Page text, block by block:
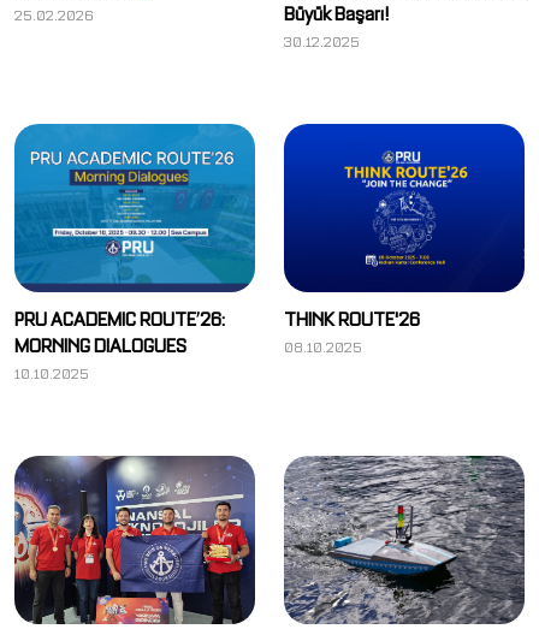
25.02.2026
Büyük Başarı!
30.12.2025
PRU ACADEMIC ROUTE’26:
MORNING DIALOGUES
10.10.2025
THINK ROUTE'26
08.10.2025